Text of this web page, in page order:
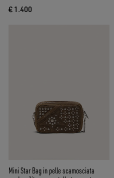
€ 1.400
Mini Star Bag in pelle scamosciata